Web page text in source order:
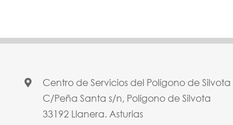
Centro de Servicios del Polígono de Silvota
C/Peña Santa s/n, Polígono de Silvota
33192 Llanera. Asturias